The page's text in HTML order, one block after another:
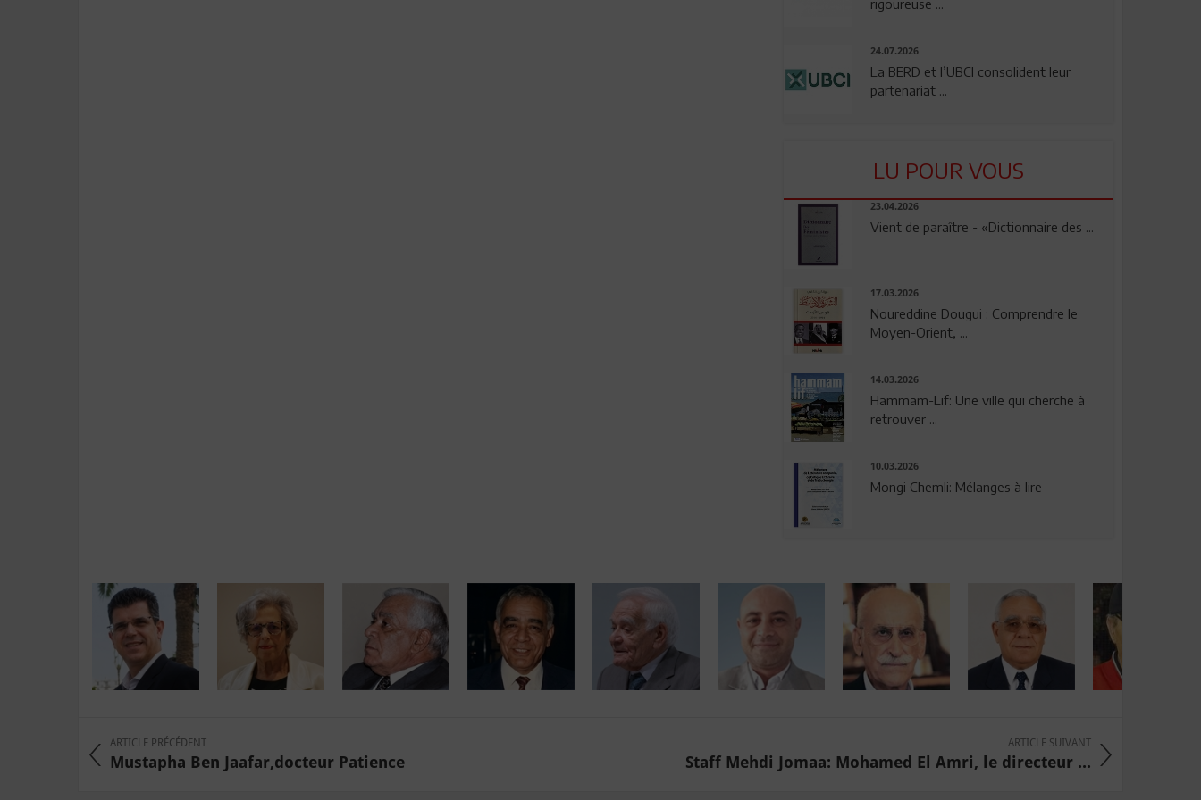
rigoureuse ...
24.07.2026
La BERD et l’UBCI consolident leur
partenariat ...
LU POUR VOUS
23.04.2026
Vient de paraître - «Dictionnaire des ...
17.03.2026
Noureddine Dougui : Comprendre le
Moyen-Orient, ...
14.03.2026
Hammam-Lif: Une ville qui cherche à
retrouver ...
10.03.2026
Mongi Chemli: Mélanges à lire
ARTICLE PRÉCÉDENT
Mustapha Ben Jaafar,docteur Patience
ARTICLE SUIVANT
Staff Mehdi Jomaa: Mohamed El Amri, le directeur ...